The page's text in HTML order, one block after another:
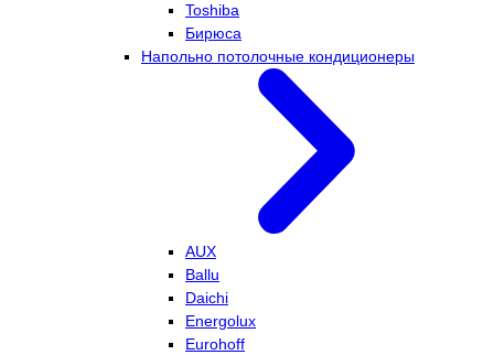
Toshiba
Бирюса
Напольно потолочные кондиционеры
AUX
Ballu
Daichi
Energolux
Eurohoff